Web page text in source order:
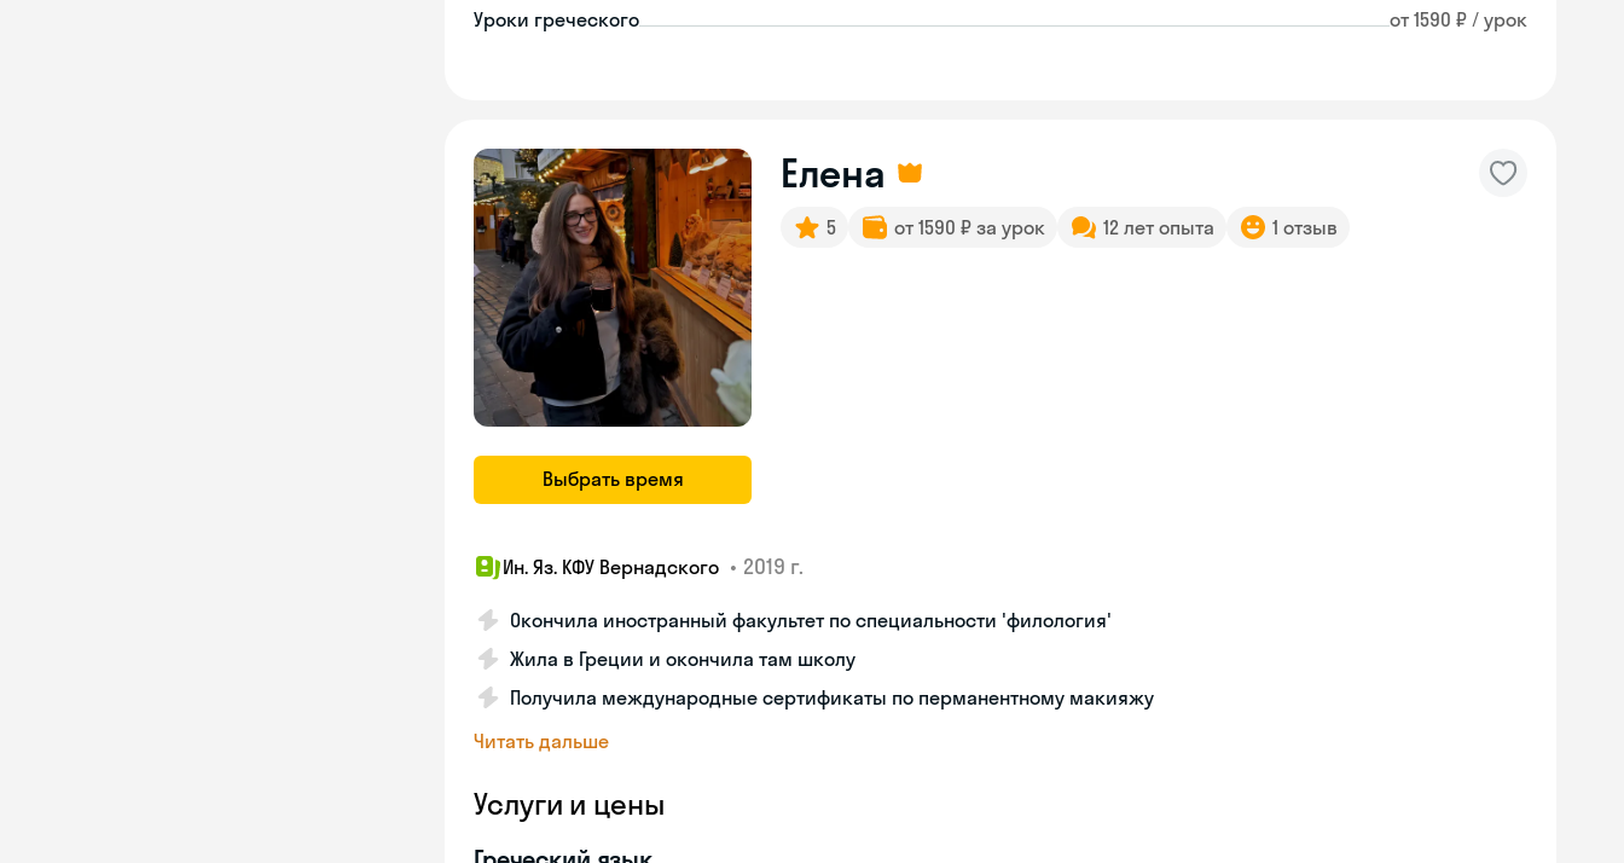
Уроки греческого от 1590 ₽ / урок
Выбрать время
Елена
5 от 1590 ₽ за урок 12 лет опыта 1 отзыв
Ин. Яз. КФУ Вернадского • 2019 г.
Окончила иностранный факультет по специальности 'филология'
Жила в Греции и окончила там школу
Получила международные сертификаты по перманентному макияжу
Читать дальше
Услуги и цены